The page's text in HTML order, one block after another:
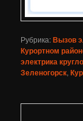
Рубрика:Вызов
Курортном
электрика
Зеленогорск,